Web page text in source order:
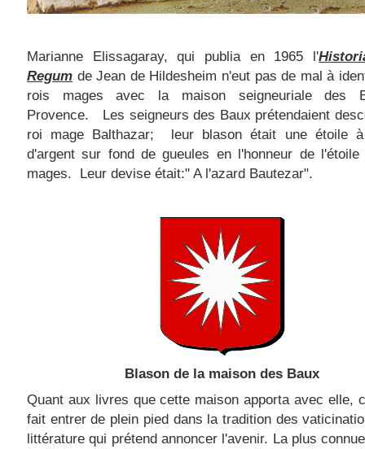
Marianne Elissagaray, qui publia en 1965 l'
Regum de Jean de Hildesheim n'eut pas de mal à
rois mages avec la maison seigneuriale des
Provence. Les seigneurs des Baux prétendaient
roi mage Balthazar; leur blason était une étoile
d'argent sur fond de gueules en l'honneur de
mages. Leur devise était:" A l'azard Bautezar".
Blason de la maison des Baux
Quant aux livres que cette maison apporta avec elle,
fait entrer de plein pied dans la tradition des
littérature qui prétend annoncer l'avenir. La plus